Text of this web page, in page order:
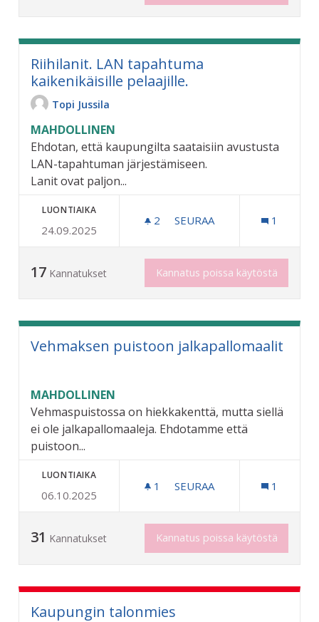
Riihilanit. LAN tapahtuma
kaikenikäisille pelaajille.
Topi Jussila
MAHDOLLINEN
Ehdotan, että kaupungilta saataisiin avustusta
LAN-tapahtuman järjestämiseen.
Lanit ovat paljon...
LUONTIAIKA
24.09.2025
2 2 SEURAAJAA
SEURAA 1
17 Kannatukset Kannatus poissa käytöstä
Vehmaksen puistoon jalkapallomaalit
MAHDOLLINEN
Vehmaspuistossa on hiekkakenttä, mutta siellä
ei ole jalkapallomaaleja. Ehdotamme että
puistoon...
LUONTIAIKA
06.10.2025
1 1 SEURAAJA
SEURAA 1
31 Kannatukset Kannatus poissa käytöstä
Kaupungin talonmies